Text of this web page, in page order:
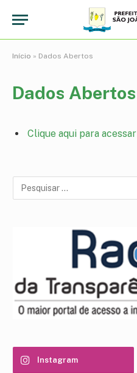
Início » Dados Abertos
Dados Abertos
Clique aqui para acessar
Instagram